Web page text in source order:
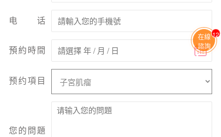
电话
預約時間
预约項目
您的問題
在線
諮詢
13